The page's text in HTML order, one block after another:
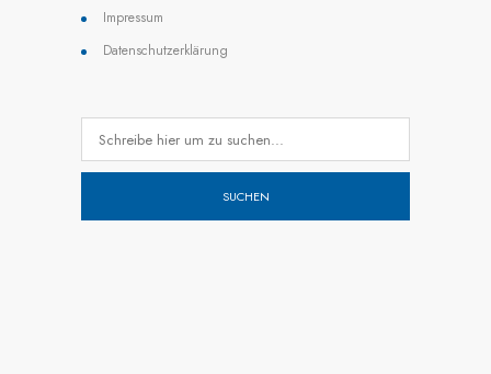
Impressum
Datenschutzerklärung
SUCHEN